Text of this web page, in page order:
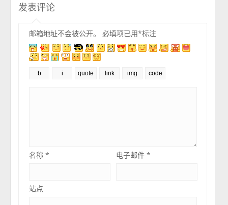
发表评论
邮箱地址不会被公开。 必填项已用*标注
名称* 电子邮件*
站点